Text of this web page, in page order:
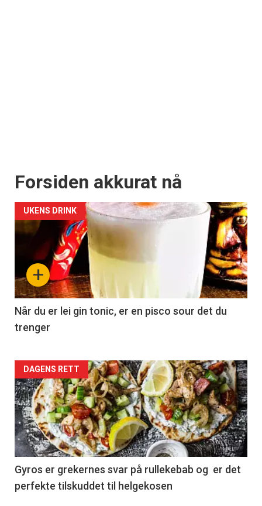
Forsiden akkurat nå
+
UKENS DRINK
Når du er lei gin tonic, er en pisco sour det du
trenger
Forsiden
akkurat
nå
-
2
DAGENS RETT
Gyros er grekernes svar på rullekebab og er det
perfekte tilskuddet til helgekosen